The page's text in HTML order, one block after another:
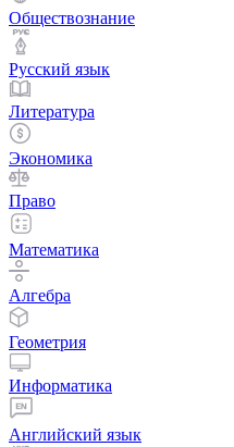
Обществознание
Русский язык
Литература
Экономика
Право
Математика
Алгебра
Геометрия
Информатика
Английский язык